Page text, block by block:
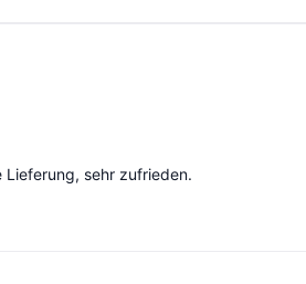
Lieferung, sehr zufrieden.